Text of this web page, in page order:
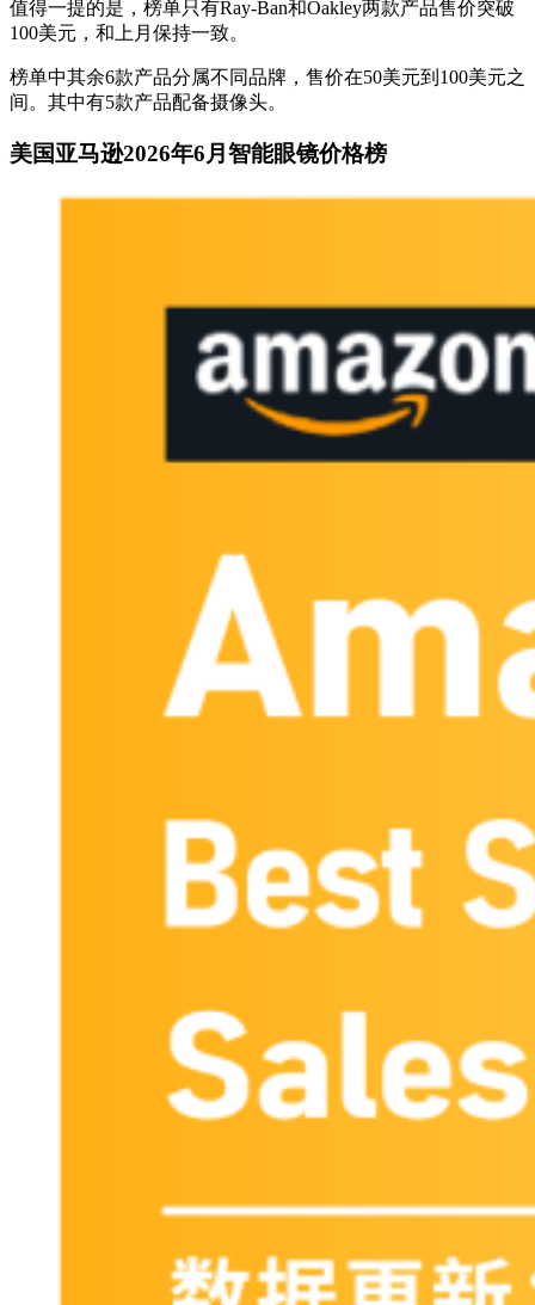
值得一提的是，榜单只有Ray-Ban和Oakley两款产品售价突破
100美元，和上月保持一致。
榜单中其余6款产品分属不同品牌，售价在50美元到100美元之
间。其中有5款产品配备摄像头。
美国亚马逊2026年6月智能眼镜价格榜